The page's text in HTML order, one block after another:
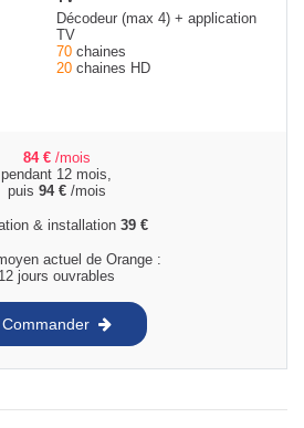
Décodeur (max 4) + application
TV
70 chaines
20 chaines HD
84 € /mois
pendant 12 mois,
puis 94 €/mois
& installation 39 €
actuel de Orange :
12 jours ouvrables
Commander